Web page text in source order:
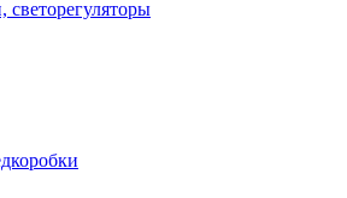
светорегуляторы